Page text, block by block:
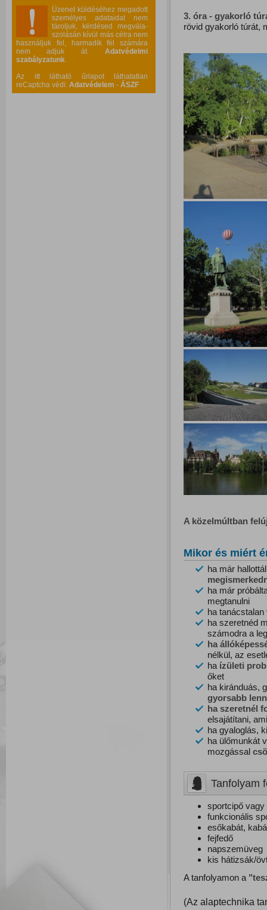
Üzenet küldéséhez megadott
személyes adataidat nem
tároljuk, kérdésed megvála-
szolásán kívül más célra nem
használjuk fel, harmadik fél számára
nem adjuk át. Adatvédelmi
szabályzatunk.
Az itt látható űrlapot láthatatlan
reCaptcha védi: Adatvédelem - ÁSZF
3. óra - gyakorló
rövid gyakorló túrát,
A közelmúltban
Mikor és miért
ha már
ha már
megtanulni
ha
ha szeretnéd
számodra a
ha
nélkül, az
ha ízületi
őket
ha kiránduás,
gyorsabb l
ha szeretnél
elsajátítani,
ha gyaloglás,
ha ülőmunkát
mozgással
Tanfolyam
sportcipő vagy
funkcionális
esőkabát,
fejfedő
napszemüveg
kis hátizsák/
A tanfolyamon a
(Az alaptechnika